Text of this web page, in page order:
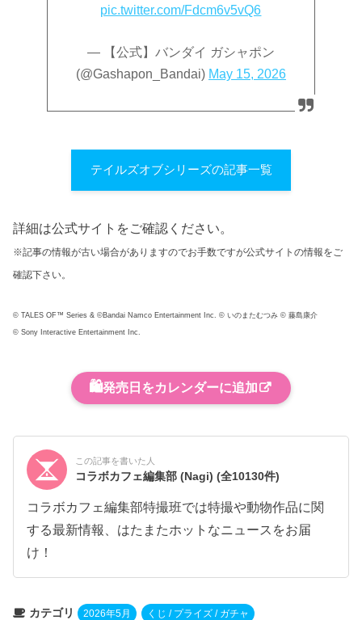
pic.twitter.com/Fdcm6v5vQ6
— 【公式】バンダイ ガシャポン
(@Gashapon_Bandai) May 15, 2026
テイルズオブシリーズの記事一覧
詳細は公式サイトをご確認ください。
※記事の情報が古い場合がありますのでお手数ですが公式サイトの情報をご
確認下さい。
© TALES OF™ Series & ©Bandai Namco Entertainment Inc. © いのまたむつみ © 藤島康介
© Sony Interactive Entertainment Inc.
🛍️発売日をカレンダーに追加
この記事を書いた人
コラボカフェ編集部 (Nagi)(全10130件)
コラボカフェ編集部特撮班では特撮や動物作品に関
する最新情報、はたまたホットなニュースをお届
け！
カテゴリ 2026年5月 くじ / プライズ / ガチャ